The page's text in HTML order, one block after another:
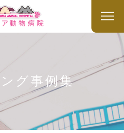
ング事例集